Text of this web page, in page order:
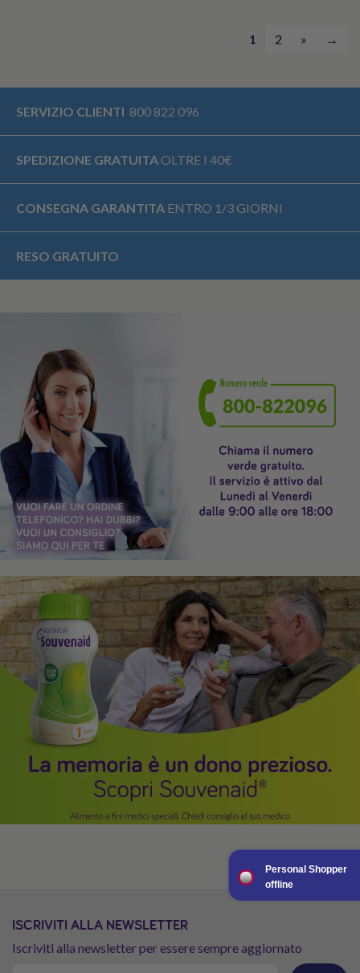
Personal Shopper
offline
1 2 » →
SERVIZIO CLIENTI 800 822 096
SPEDIZIONE GRATUITAOLTRE I 40€
CONSEGNA GARANTITA ENTRO 1/3 GIORNI
RESO GRATUITO
ISCRIVITI ALLA NEWSLETTER
Iscriviti alla newsletter per essere sempre aggiornato